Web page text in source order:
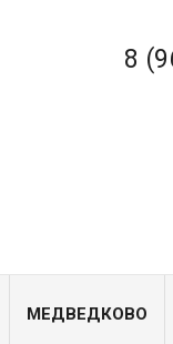
8
МЕДВЕДКОВО